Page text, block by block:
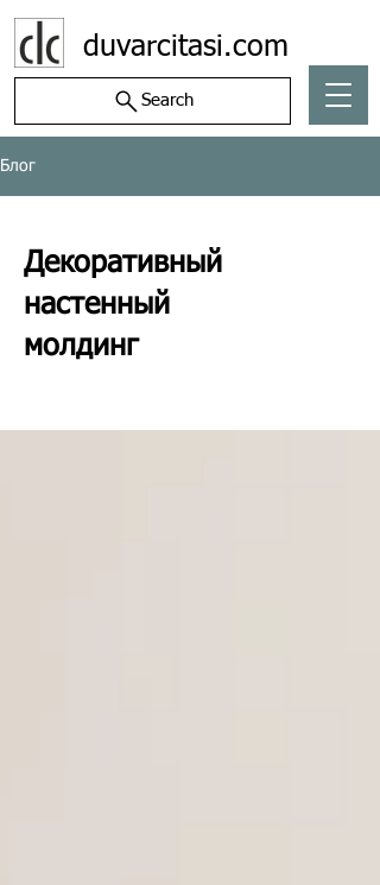
duvarcitasi.com
Search
Блог
Декоративный
настенный
молдинг